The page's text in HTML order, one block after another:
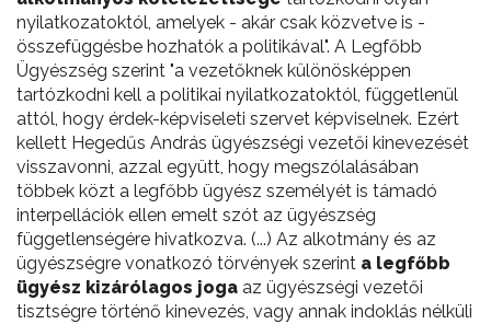
nyilatkozatoktól, amelyek - akár csak közvetve is -
összefüggésbe hozhatók a politikával". A Legfőbb
Ügyészség szerint "a vezetőknek különösképpen
tartózkodni kell a politikai nyilatkozatoktól, függetlenül
attól, hogy érdek-képviseleti szervet képviselnek. Ezért
kellett Hegedűs András ügyészségi vezetői kinevezését
visszavonni, azzal együtt, hogy megszólalásában
többek közt a legfőbb ügyész személyét is támadó
interpellációk ellen emelt szót az ügyészség
függetlenségére hivatkozva. (...) Az alkotmány és az
ügyészségre vonatkozó törvények szerint a legfőbb
ügyész kizárólagos joga az ügyészségi vezetői
tisztségre történő kinevezés, vagy annak indoklás nélküli